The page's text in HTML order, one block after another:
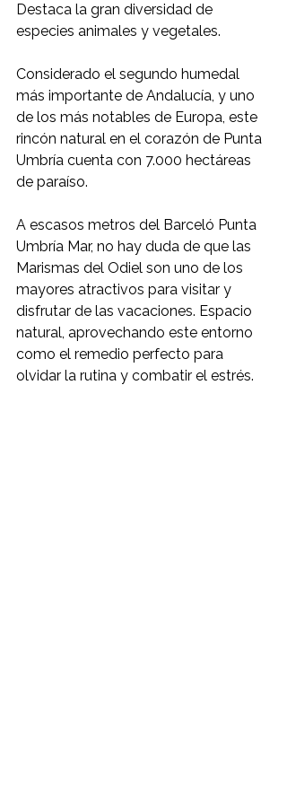
Destaca la gran diversidad de
especies animales y vegetales.
Considerado el segundo humedal
más importante de Andalucía, y uno
de los más notables de Europa, este
rincón natural en el corazón de Punta
Umbría cuenta con 7.000 hectáreas
de paraíso.
A escasos metros del Barceló Punta
Umbría Mar, no hay duda de que las
Marismas del Odiel son uno de los
mayores atractivos para visitar y
disfrutar de las vacaciones. Espacio
natural, aprovechando este entorno
como el remedio perfecto para
olvidar la rutina y combatir el estrés.